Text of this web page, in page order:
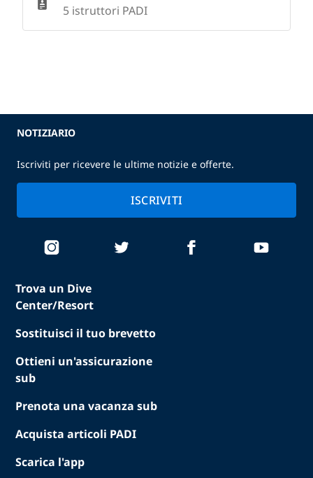
5 istruttori PADI
Trova un Dive
Center/Resort
Sostituisci il tuo brevetto
Ottieni un'assicurazione
sub
Prenota una vacanza sub
Acquista articoli PADI
Scarica l'app
NOTIZIARIO
Iscriviti per ricevere le ultime notizie e offerte.
ISCRIVITI